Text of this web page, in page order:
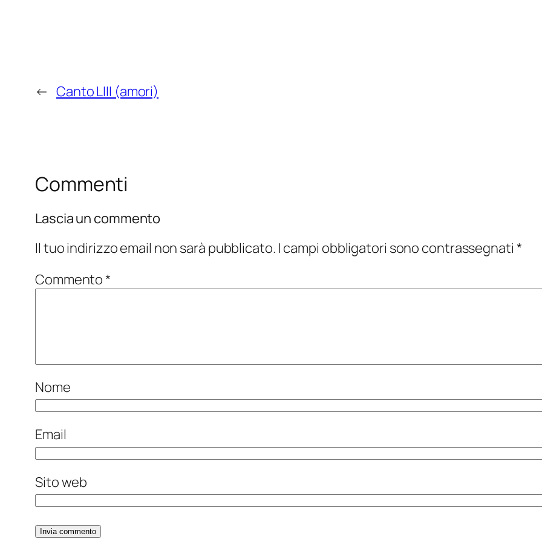
← Canto LIII (amori)
Commenti
Lascia un commento
Il tuo indirizzo email non sarà pubblicato. I campi obbligatori sono contrassegnati *
Commento*
Nome
Email
Sito web